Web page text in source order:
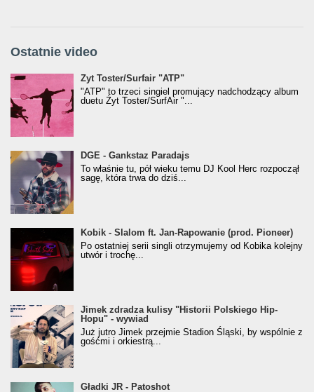
Ostatnie video
Żyt Toster/SurfAir - ATP VIDEO
Żyt Toster/Surfair "ATP"
"ATP" to trzeci singiel promujący nadchodzący album
duetu Żyt Toster/SurfAir "...
donGURALesko z nagrodą za
Klasyczny/Trueschoolowy Album Roku
(Popkillery 2023)
DGE - Gankstaz Paradajs
To właśnie tu, pół wieku temu DJ Kool Herc rozpoczął
sagę, która trwa do dziś...
Kobik - Slalom ft. Jan-Rapowanie (prod. Pioneer)
[Official Music Visualiser]
Kobik - Slalom ft. Jan-Rapowanie (prod. Pioneer)
Po ostatniej serii singli otrzymujemy od Kobika kolejny
utwór i trochę...
Jimek zdradza kulisy "Historii Polskiego Hip-
Hopu" - wywiad
Jimek zdradza kulisy "Historii Polskiego Hip-
Hopu" - wywiad
Już jutro Jimek przejmie Stadion Śląski, by wspólnie z
gośćmi i orkiestrą...
Gładki JR - Patoshot
Gładki JR - Patoshot